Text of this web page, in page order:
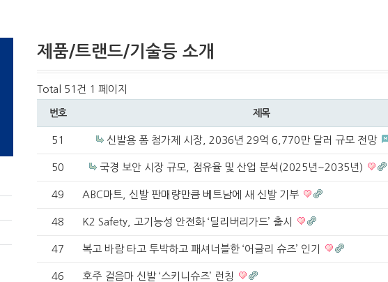
포 토
제품/트랜드/기술등 소개
Total 51건 1 페이지
번호 제목
51 신발용 폼 첨가제 시장, 2036년 29억 6,770만 달러 규모 전망
50 국경 보안 시장 규모, 점유율 및 산업 분석(2025년~2035년)
49 ABC마트, 신발 판매량만큼 베트남에 새 신발 기부
48 K2 Safety, 고기능성 안전화 ‘딜리버리가드’ 출시
47 복고 바람 타고 투박하고 패셔너블한 ‘어글리 슈즈’ 인기
46 호주 걸음마 신발 ‘스키니슈즈’ 런칭